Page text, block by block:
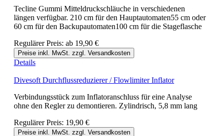
Tecline Gummi Mitteldruckschläuche in verschiedenen
längen verfügbar. 210 cm für den Hauptautomaten55 cm oder
60 cm für den Backupautomaten100 cm für die Stageflasche
Regulärer Preis: ab 19,90 €
Preise inkl. MwSt. zzgl. Versandkosten
Details
Divesoft Durchflussreduzierer / Flowlimiter Inflator
Verbindungsstück zum Inflatoranschluss für eine Analyse
ohne den Regler zu demontieren. Zylindrisch, 5,8 mm lang
Regulärer Preis: 19,90 €
Preise inkl. MwSt. zzgl. Versandkosten